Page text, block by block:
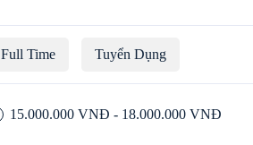
Full Time Tuyển Dụng
15.000.000 VNĐ - 18.000.000 VNĐ